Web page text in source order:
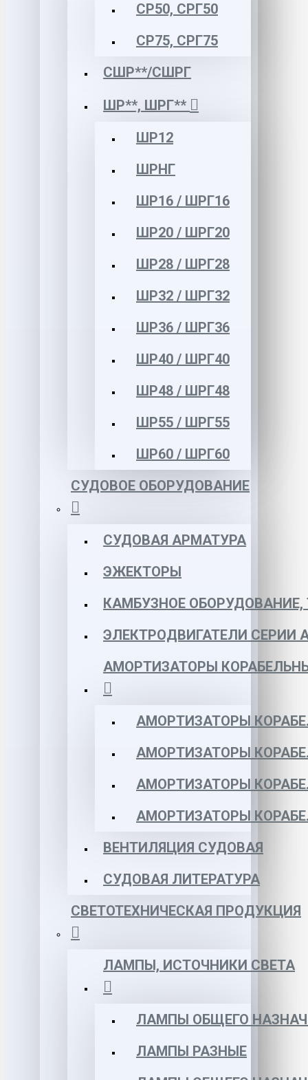
СР50, СРГ50
СР75, СРГ75
СШР**/СШРГ
ШР**, ШРГ**
ШР12
ШРНГ
ШР16 / ШРГ16
ШР20 / ШРГ20
ШР28 / ШРГ28
ШР32 / ШРГ32
ШР36 / ШРГ36
ШР40 / ШРГ40
ШР48 / ШРГ48
ШР55 / ШРГ55
ШР60 / ШРГ60
СУДОВОЕ ОБОРУДОВАНИЕ
СУДОВАЯ АРМАТУРА
ЭЖЕКТОРЫ
КАМБУЗНОЕ
ЭЛЕКТРОДВИГАТЕЛИ СЕРИИ
АМОРТИЗАТОРЫ
АМОРТИЗАТОРЫ
АМОРТИЗАТОРЫ
АМОРТИЗАТОРЫ
АМОРТИЗАТОРЫ
ВЕНТИЛЯЦИЯ СУДОВАЯ
СУДОВАЯ ЛИТЕРАТУРА
СВЕТОТЕХНИЧЕСКАЯ ПРОДУКЦИЯ
ЛАМПЫ, ИСТОЧНИКИ СВЕТА
ЛАМПЫ ОБЩЕГО
ЛАМПЫ РАЗНЫЕ